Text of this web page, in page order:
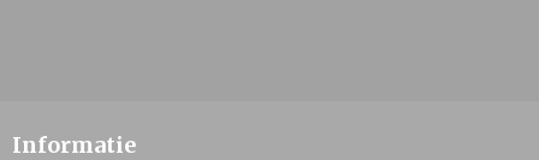
Informatie